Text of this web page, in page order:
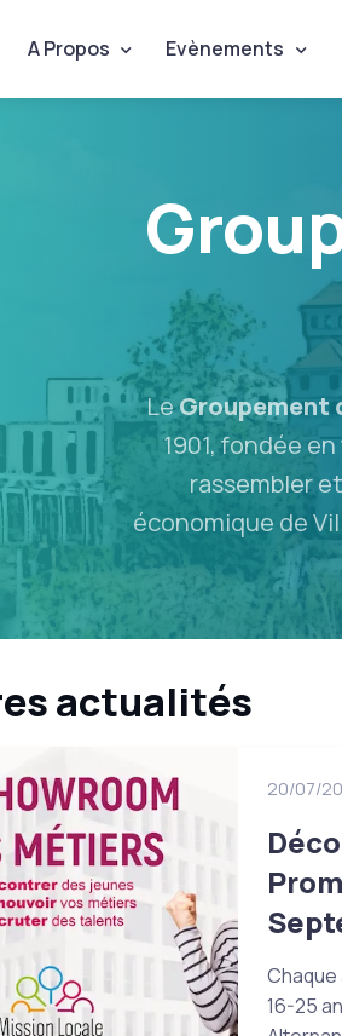
A Propos Evènements
LeGroupement
1901, fondée
rassembler
économique de
actualités
20/07/
Chaque
16-25